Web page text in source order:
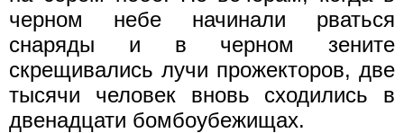
черном небе начинали рваться
снаряды и в черном зените
скрещивались лучи прожекторов, две
тысячи человек вновь сходились в
двенадцати бомбоубежищах.